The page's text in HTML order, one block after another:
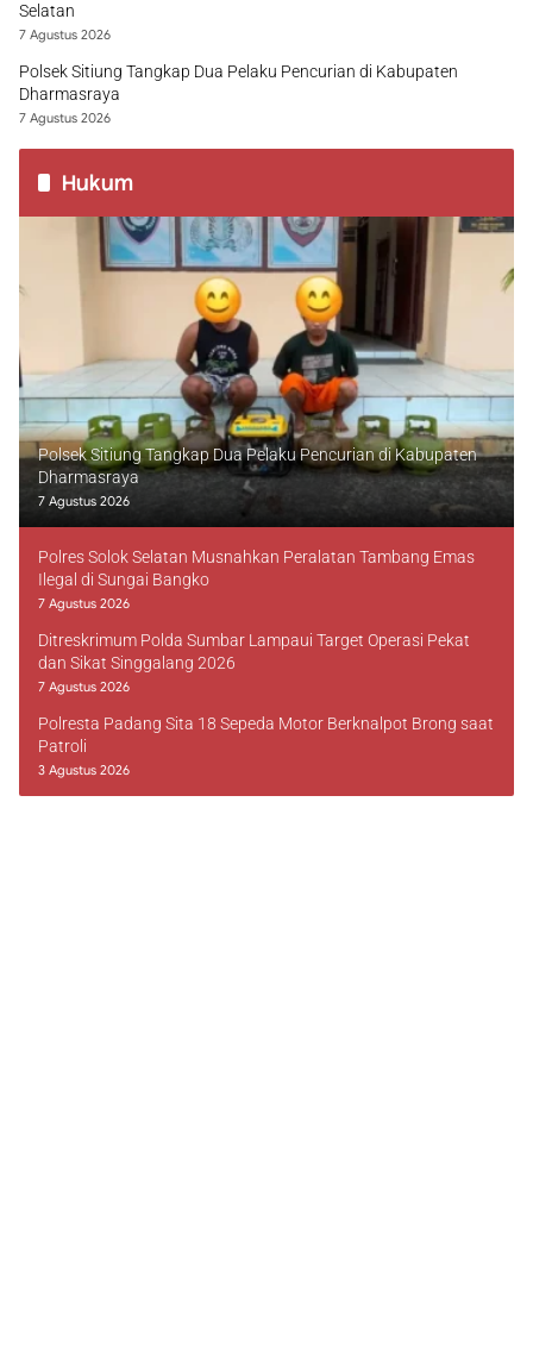
Selatan
7 Agustus 2026
Polsek Sitiung Tangkap Dua Pelaku Pencurian di Kabupaten
Dharmasraya
7 Agustus 2026
Hukum
Polsek Sitiung Tangkap Dua Pelaku Pencurian di Kabupaten
Dharmasraya
7 Agustus 2026
Polres Solok Selatan Musnahkan Peralatan Tambang Emas
Ilegal di Sungai Bangko
7 Agustus 2026
Ditreskrimum Polda Sumbar Lampaui Target Operasi Pekat
dan Sikat Singgalang 2026
7 Agustus 2026
Polresta Padang Sita 18 Sepeda Motor Berknalpot Brong saat
Patroli
3 Agustus 2026